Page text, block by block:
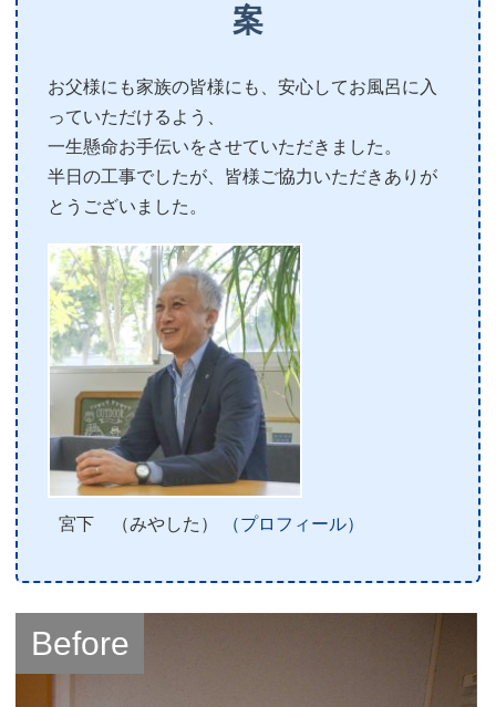
案
お父様にも家族の皆様にも、安心してお風呂に入
っていただけるよう、
一生懸命お手伝いをさせていただきました。
半日の工事でしたが、皆様ご協力いただきありが
とうございました。
宮下 （みやした） （プロフィール）